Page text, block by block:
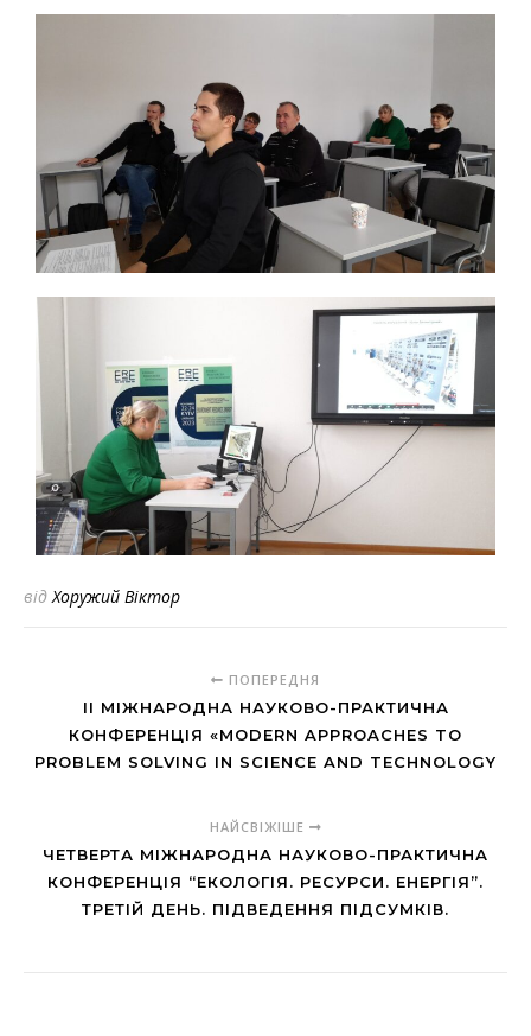
відХоружий Віктор
ПОПЕРЕДНЯ
II МІЖНАРОДНА НАУКОВО-ПРАКТИЧНА
КОНФЕРЕНЦІЯ «MODERN APPROACHES TO
PROBLEM SOLVING IN SCIENCE AND TECHNOLOGY
НАЙСВІЖІШЕ
ЧЕТВЕРТА МІЖНАРОДНА НАУКОВО-ПРАКТИЧНА
КОНФЕРЕНЦІЯ “ЕКОЛОГІЯ. РЕСУРСИ. ЕНЕРГІЯ”.
ТРЕТІЙ ДЕНЬ. ПІДВЕДЕННЯ ПІДСУМКІВ.